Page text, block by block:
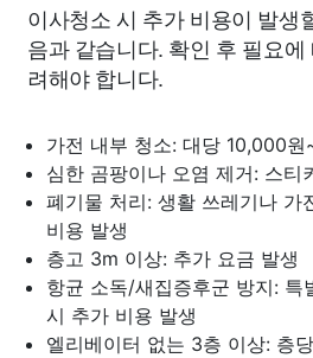
이사청소 시 추가 비용이 발생
음과 같습니다. 확인 후 필요
려해야 합니다.
가전 내부 청소: 대당 10,000원
심한 곰팡이나 오염 제거: 스티
폐기물 처리: 생활 쓰레기나 가
비용 발생
층고 3m 이상: 추가 요금 발생
항균 소독/새집증후군 방지: 특
시 추가 비용 발생
엘리베이터 없는 3층 이상: 층